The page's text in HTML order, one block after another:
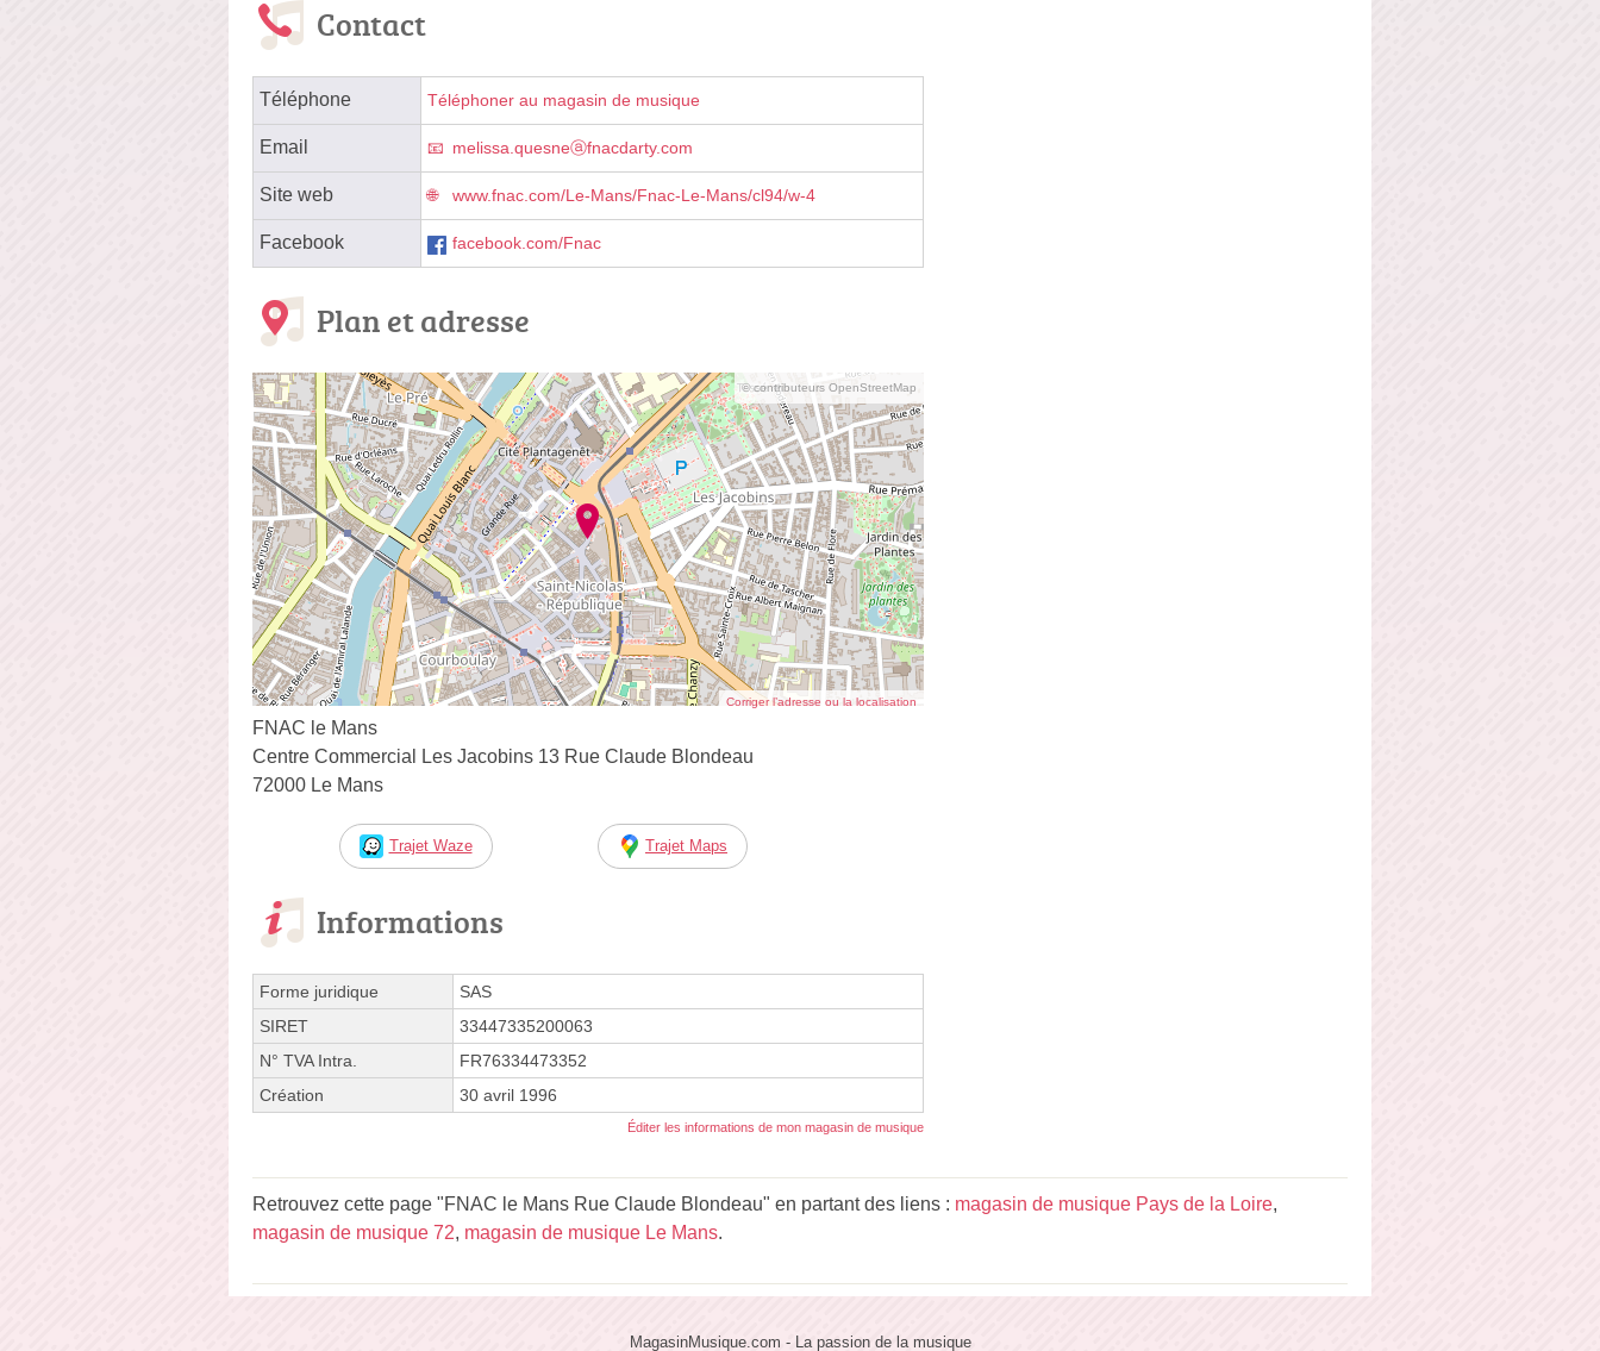
Contact
Téléphone Téléphoner au magasin de musique
Email melissa.quesneⓐfnacdarty.com
Site web www.fnac.com/Le-Mans/Fnac-Le-Mans/cl94/w-4
Facebook facebook.com/Fnac
Plan et adresse
© contributeurs OpenStreetMap
Corriger l’adresse ou la localisation
FNAC le Mans
Centre Commercial Les Jacobins 13 Rue Claude Blondeau
72000 Le Mans
Trajet Waze Trajet Maps
Informations
Forme juridique
SAS
SIRET
33447335200063
N° TVA Intra.
FR76334473352
Création
30 avril 1996
Éditer les informations de mon magasin de musique
Retrouvez cette page "FNAC le Mans Rue Claude Blondeau" en partant des liens : magasin de musique Pays de la Loire,
magasin de musique 72, magasin de musique Le Mans.
MagasinMusique.com - La passion de la musique